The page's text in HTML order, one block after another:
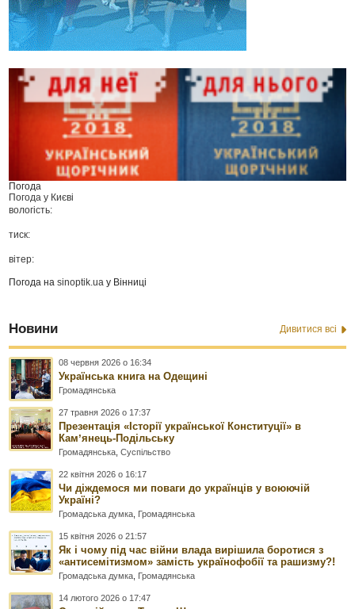
Погода
Погода у Києві
вологість:
тиск:
вітер:
Погода наsinoptik.ua у Вінниці
Новини Дивитися всі
08 червня 2026 о 16:34
Українська книга на Одещині
Громадянська
27 травня 2026 о 17:37
Презентація «Історії української Конституції» в
Камʼянець-Подільську
Громадянська ,Суспільство
22 квітня 2026 о 16:17
Чи діждемося ми поваги до українців у воюючій
Україні?
Громадська думка Громадянська
15 квітня 2026 о 21:57
Як і чому під час війни влада вирішила боротися з
«антисемітизмом» замість українофобії та рашизму?!
Громадська думка Громадянська
14 лютого 2026 о 17:47